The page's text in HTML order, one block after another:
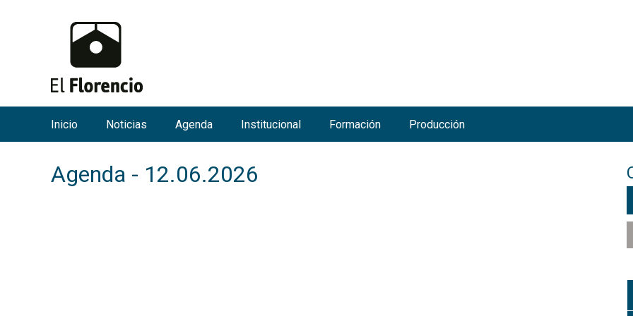
Agenda - 12.06.2026
n
Inicio Noticias Agenda Institucional Formación Producción